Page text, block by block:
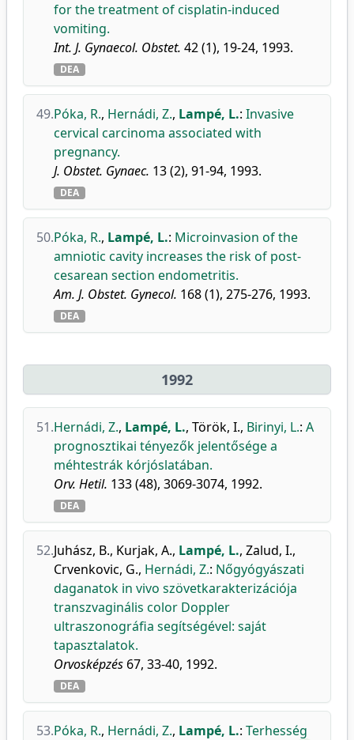
for the treatment of cisplatin-induced
vomiting.
Int. J. Gynaecol. Obstet. 42 (1), 19-24, 1993.
DEA
49.Póka, R., Hernádi, Z., Lampé, L.: Invasive
cervical carcinoma associated with
pregnancy.
J. Obstet. Gynaec. 13 (2), 91-94, 1993.
DEA
50.Póka, R., Lampé, L.: Microinvasion of the
amniotic cavity increases the risk of post-
cesarean section endometritis.
Am. J. Obstet. Gynecol. 168 (1), 275-276, 1993.
DEA
1992
51.Hernádi, Z., Lampé, L., Török, I., Birinyi, L.: A
prognosztikai tényezők jelentősége a
méhtestrák kórjóslatában.
Orv. Hetil. 133 (48), 3069-3074, 1992.
DEA
52.Juhász, B., Kurjak, A., Lampé, L., Zalud, I.,
Crvenkovic, G., Hernádi, Z.: Nőgyógyászati
daganatok in vivo szövetkarakterizációja
transzvaginális color Doppler
ultraszonográfia segítségével: saját
tapasztalatok.
Orvosképzés 67, 33-40, 1992.
DEA
53.Póka, R., Hernádi, Z., Lampé, L.: Terhesség